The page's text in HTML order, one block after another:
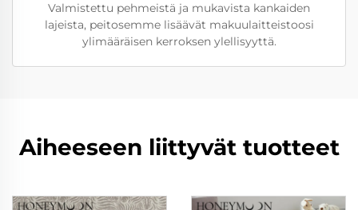
Valmistettu pehmeistä ja mukavista kankaiden
lajeista, peitosemme lisäävät makuulaitteistoosi
ylimääräisen kerroksen ylellisyyttä.
Aiheeseen liittyvät tuotteet